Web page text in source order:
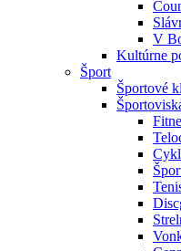
V
Kultúrne
Šport
Športové